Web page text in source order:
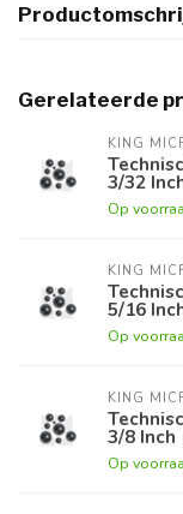
Gerelateerde
KING
3/32
Op
KING
5/16
Op
KING
3/8 Inch
Op